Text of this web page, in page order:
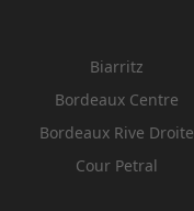
Biarritz
Bordeaux Centre
Bordeaux Rive Droite
Cour Petral